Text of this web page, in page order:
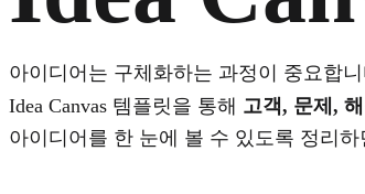
아이디어는 구체화하는 과정이 중요합
Idea Canvas 템플릿을 통해 고객, 문제,
아이디어를 한 눈에 볼 수 있도록 정리